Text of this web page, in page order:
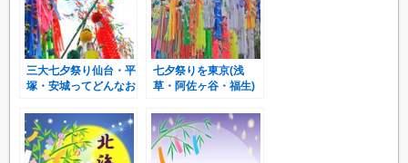
三大七夕祭り仙台・平
塚・安城ってどんなお
七夕祭りを東京(浅
草・阿佐ヶ谷・福生)